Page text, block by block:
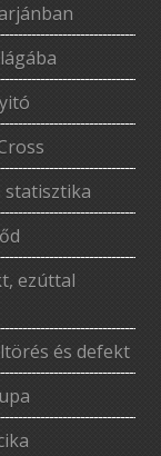
statisztika
ezúttal
és defekt